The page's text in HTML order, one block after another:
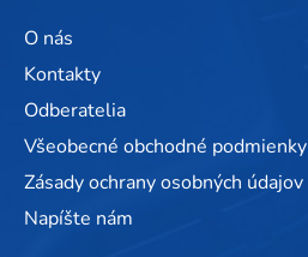
O nás
Kontakty
Odberatelia
Všeobecné obchodné podmienky
Zásady ochrany osobných údajov
Napíšte nám